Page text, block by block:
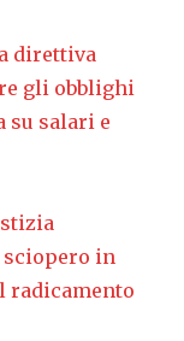
direttiva
gli obblighi
su salari e
in
radicamento